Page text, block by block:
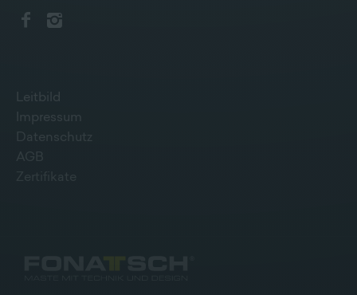
Leitbild
Impressum
Datenschutz
AGB